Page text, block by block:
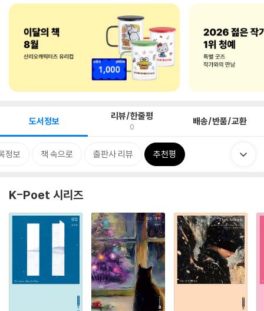
도서정보 리뷰/한줄평
0 배송/반품/교환
정보 책 속으로 출판사 리뷰 추천평
K-Poet 시리즈